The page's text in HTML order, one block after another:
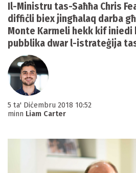
Il-Ministru tas-Saħħa Chris
diffiċli biex jingħalaq darba
Monte Karmeli hekk kif
pubblika dwar l-istrateġija
5 ta' Diċembru 2018 10:52
minn Liam Carter